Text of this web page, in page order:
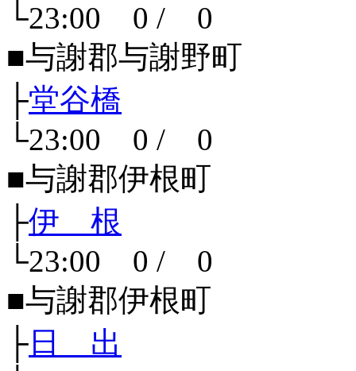
└23:00 0 / 0
■与謝郡与謝野町
├堂谷橋
└23:00 0 / 0
■与謝郡伊根町
├伊 根
└23:00 0 / 0
■与謝郡伊根町
├ 日 出